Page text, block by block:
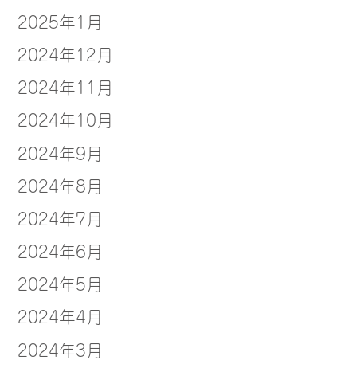
2025年1月
2024年12月
2024年11月
2024年10月
2024年9月
2024年8月
2024年7月
2024年6月
2024年5月
2024年4月
2024年3月